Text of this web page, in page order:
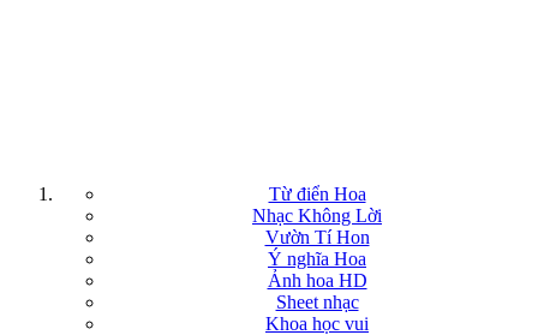
Từ điển Hoa
Nhạc Không Lời
Vườn Tí Hon
Ý nghĩa Hoa
Ảnh hoa HD
Sheet nhạc
Khoa học vui